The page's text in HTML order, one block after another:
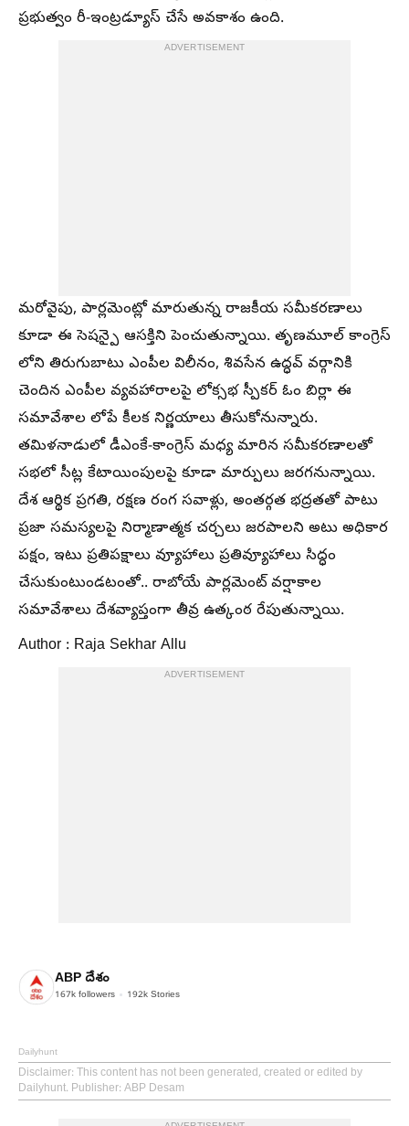
ప్రభుత్వం రీ-ఇంట్రడ్యూస్ చేసే అవకాశం ఉంది.
ADVERTISEMENT
మరోవైపు, పార్లమెంట్లో మారుతున్న రాజకీయ సమీకరణాలు
కూడా ఈ సెషన్పై ఆసక్తిని పెంచుతున్నాయి. తృణమూల్ కాంగ్రెస్
లోని తిరుగుబాటు ఎంపీల విలీనం, శివసేన ఉద్ధవ్ వర్గానికి
చెందిన ఎంపీల వ్యవహారాలపై లోక్సభ స్పీకర్ ఓం బిర్లా ఈ
సమావేశాల లోపే కీలక నిర్ణయాలు తీసుకోనున్నారు.
తమిళనాడులో డీఎంకే-కాంగ్రెస్ మధ్య మారిన సమీకరణాలతో
సభలో సీట్ల కేటాయింపులపై కూడా మార్పులు జరగనున్నాయి.
దేశ ఆర్థిక ప్రగతి, రక్షణ రంగ సవాళ్లు, అంతర్గత భద్రతతో పాటు
ప్రజా సమస్యలపై నిర్మాణాత్మక చర్చలు జరపాలని అటు అధికార
పక్షం, ఇటు ప్రతిపక్షాలు వ్యూహాలు ప్రతివ్యూహాలు సిద్ధం
చేసుకుంటుండటంతో.. రాబోయే పార్లమెంట్ వర్షాకాల
సమావేశాలు దేశవ్యాప్తంగా తీవ్ర ఉత్కంఠ రేపుతున్నాయి.
Author : Raja Sekhar Allu
ADVERTISEMENT
ABP దేశం
167k followers 192k Stories
Dailyhunt
Disclaimer: This content has not been generated, created or edited by
Dailyhunt. Publisher: ABP Desam